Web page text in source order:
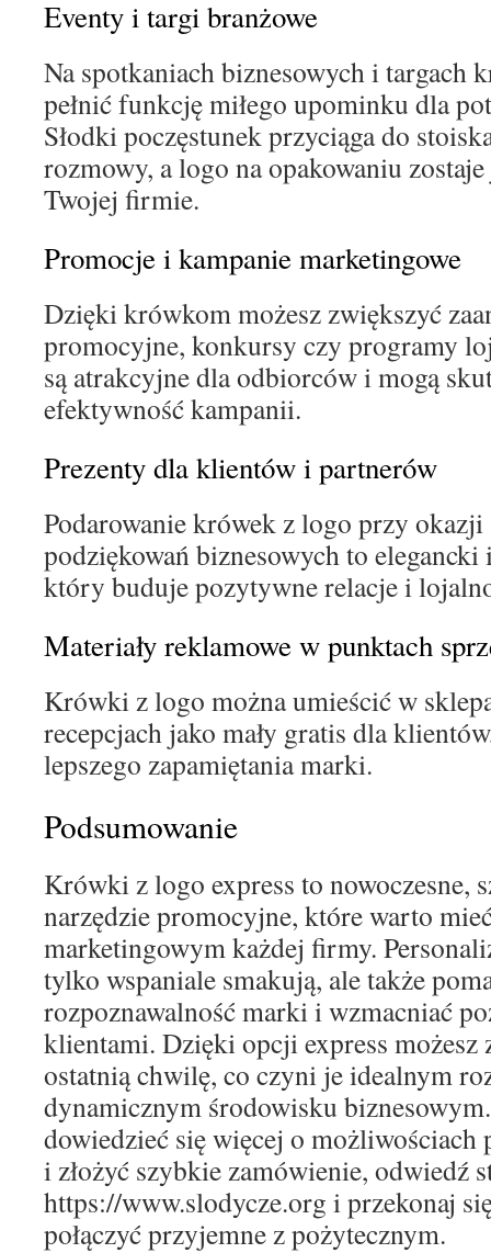
Eventy i targi branżowe
Na spotkaniach biznesowych i targach
pełnić funkcję miłego upominku dla
Słodki poczęstunek przyciąga do
rozmowy, a logo na opakowaniu
Twojej firmie.
Promocje i kampanie marketingowe
Dzięki krówkom możesz zwiększyć
promocyjne, konkursy czy programy
są atrakcyjne dla odbiorców i mogą
efektywność kampanii.
Prezenty dla klientów i partnerów
Podarowanie krówek z logo przy
podziękowań biznesowych to elegancki
który buduje pozytywne relacje i
Materiały reklamowe w punktach
Krówki z logo można umieścić w
recepcjach jako mały gratis dla
lepszego zapamiętania marki.
Podsumowanie
Krówki z logo express to nowoczesne,
narzędzie promocyjne, które warto
marketingowym każdej firmy.
tylko wspaniale smakują, ale także
rozpoznawalność marki i wzmacniać
klientami. Dzięki opcji express możesz
ostatnią chwilę, co czyni je idealnym
dynamicznym środowisku
dowiedzieć się więcej o możliwościach
i złożyć szybkie zamówienie, odwiedź
https://www.slodycze.org i przekonaj
połączyć przyjemne z pożytecznym.